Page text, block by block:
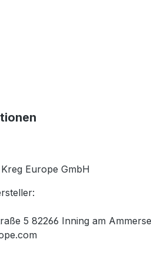
Europe GmbH
5 82266 Inning am